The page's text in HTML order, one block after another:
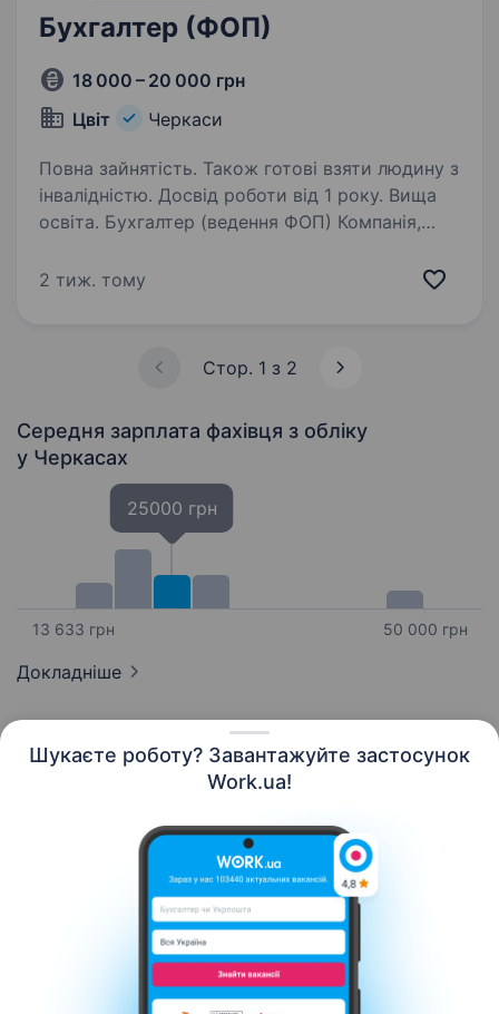
Шукаєте роботу? Завантажуйте застосунок
Work.ua!
Бухгалтер (ФОП)
18 000 – 20 000 грн
Цвіт
Черкаси
Повна зайнятість. Також готові взяти людину з
інвалідністю. Досвід роботи від 1 року. Вища
освіта. Бухгалтер (ведення ФОП) Компанія,
до команди бухгалтера з ведення ФОП.
роботи з фізичними особами-підприємцями…
2 тиж. тому
Стор. 1 з 2
Середня зарплата фахівця з обліку
у Черкасах
13 633 грн
25000 грн
50 000 грн
Докладніше
Контакти Про нас Кар’єра